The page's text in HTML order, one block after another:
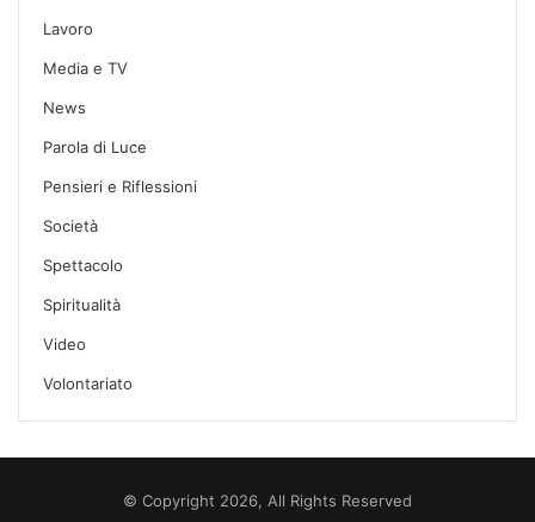
Lavoro
Media e TV
News
Parola di Luce
Pensieri e Riflessioni
Società
Spettacolo
Spiritualità
Video
Volontariato
© Copyright 2026, All Rights Reserved